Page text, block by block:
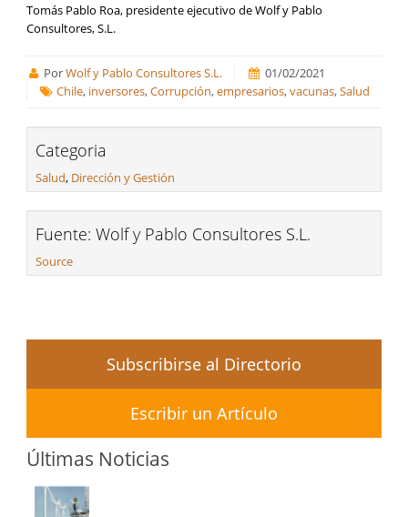
Tomás Pablo Roa, presidente ejecutivo de Wolf y Pablo
Consultores, S.L.
PorWolf y Pablo Consultores S.L.
01/02/2021
Chile, inversores,Corrupción,empresarios,vacunas,Salud
Categoria
Salud, Dirección y Gestión
Fuente: Wolf y Pablo Consultores S.L.
Source
Subscribirse al Directorio
Escribir un Artículo
Últimas Noticias